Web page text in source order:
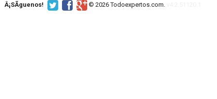
Â¡SÃ­guenos! © 2026 Todoexpertos.com.